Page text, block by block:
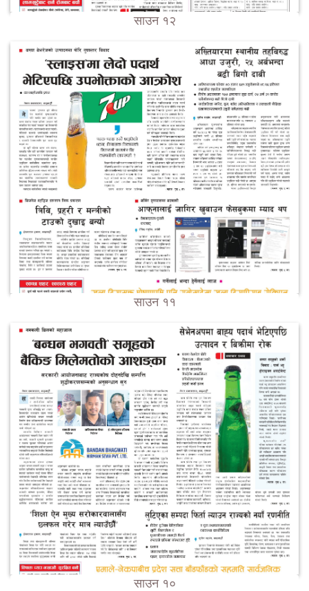
साउन १२
साउन ११
साउन १०